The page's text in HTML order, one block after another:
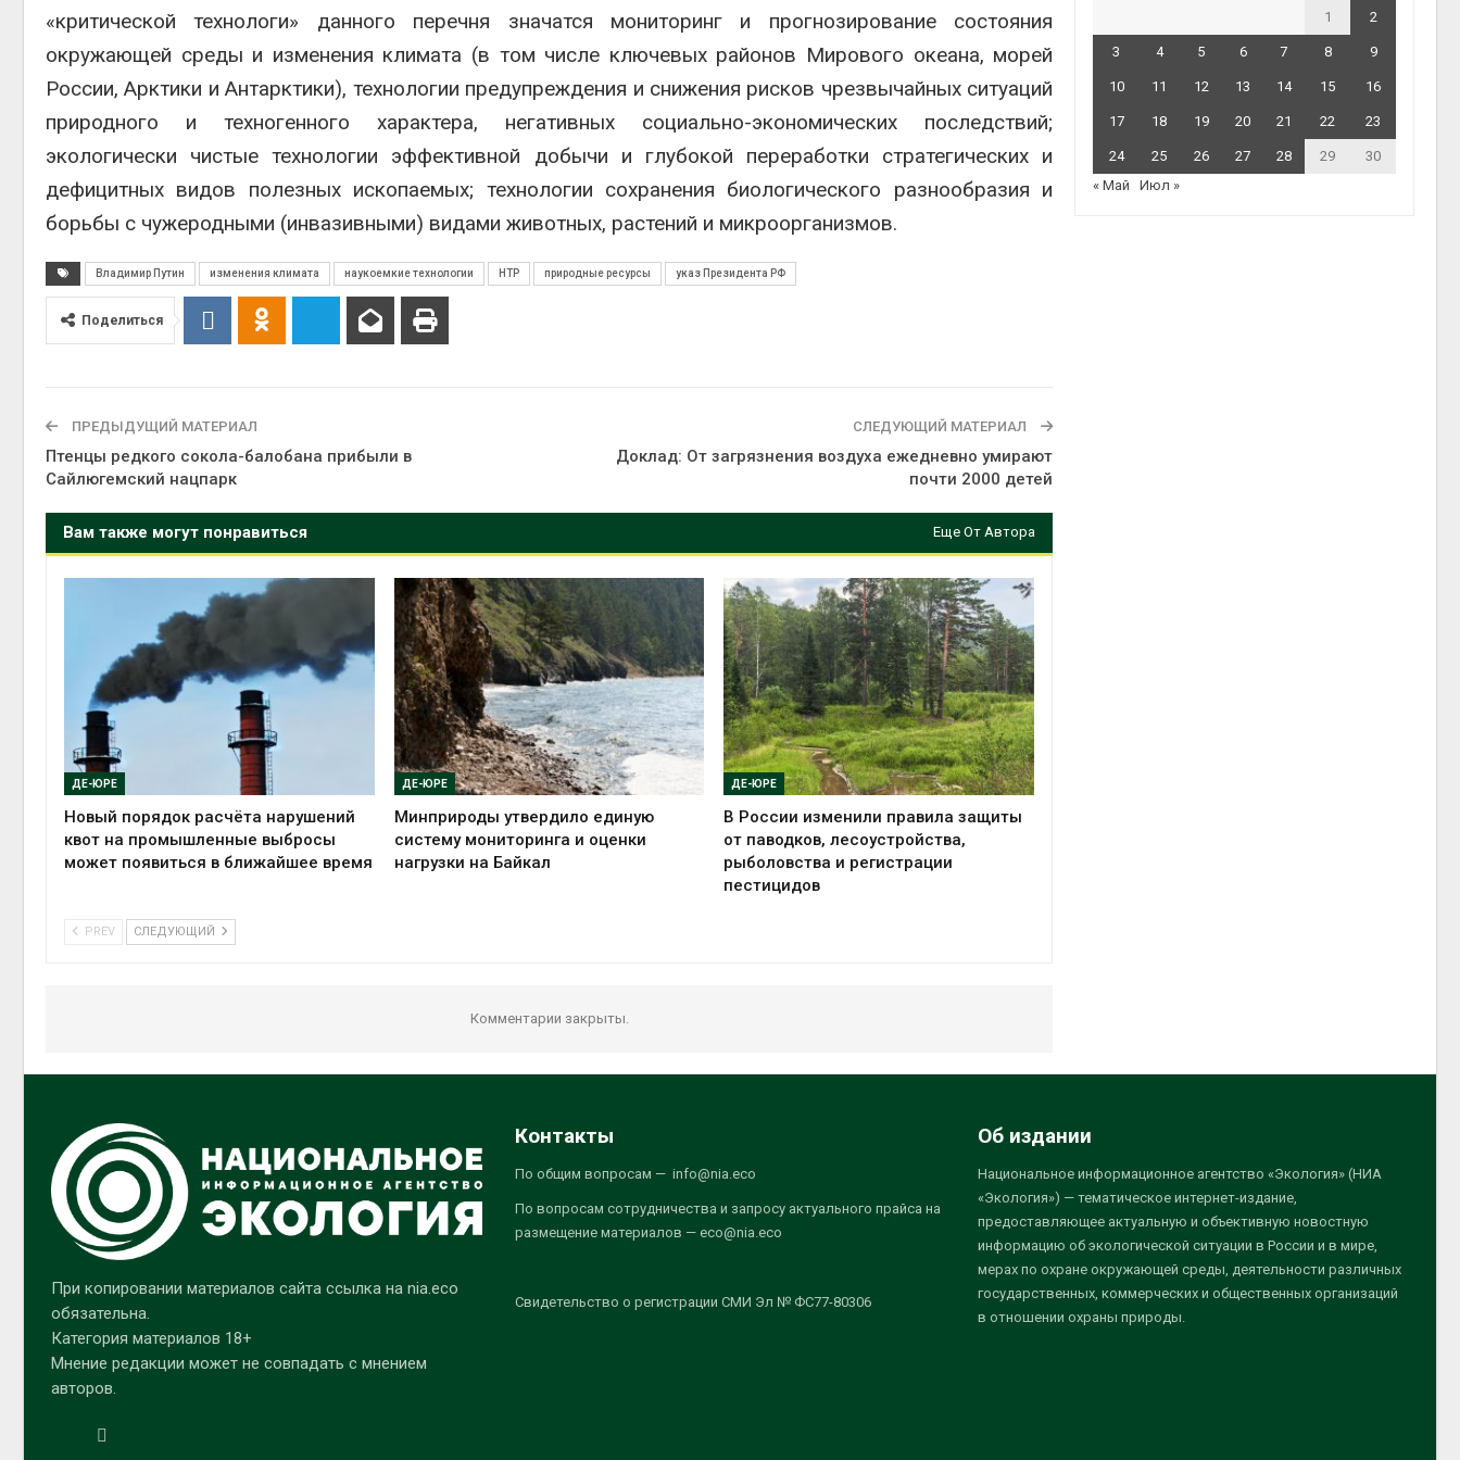
«критической технологи» данного перечня значатся мониторинг и прогнозирование состояния
окружающей среды и изменения климата (в том числе ключевых районов Мирового океана, морей
России, Арктики и Антарктики), технологии предупреждения и снижения рисков чрезвычайных ситуаций
природного и техногенного характера, негативных социально-экономических последствий;
экологически чистые технологии эффективной добычи и глубокой переработки стратегических и
дефицитных видов полезных ископаемых; технологии сохранения биологического разнообразия и
борьбы с чужеродными (инвазивными) видами животных, растений и микроорганизмов.
Владимир Путин изменения климата наукоемкие технологии НТР природные ресурсы указ Президента РФ
Поделиться
ПРЕДЫДУЩИЙ МАТЕРИАЛ
Птенцы редкого сокола-балобана прибыли в
Сайлюгемский нацпарк
СЛЕДУЮЩИЙ МАТЕРИАЛ
Доклад: От загрязнения воздуха ежедневно умирают
почти 2000 детей
Вам также могут понравиться Еще От Автора
ДЕ-ЮРЕ
Новый порядок расчёта нарушений
квот на промышленные выбросы
может появиться в ближайшее время
ДЕ-ЮРЕ
Минприроды утвердило единую
систему мониторинга и оценки
нагрузки на Байкал
ДЕ-ЮРЕ
В России изменили правила защиты
от паводков, лесоустройства,
рыболовства и регистрации
пестицидов
PREV СЛЕДУЮЩИЙ
Комментарии закрыты.
1 2
3 4 5 6 7 8 9
10 11 12 13 14 15 16
17 18 19 20 21 22 23
24 25 26 27 28 29
30
« Май
Июл »
При копировании материалов сайта ссылка на nia.eco
обязательна.
Категория материалов 18+
Мнение редакции может не совпадать с мнением
авторов.
Контакты
По общим вопросам — info@nia.eco
По вопросам сотрудничества и запросу актуального прайса на
размещение материалов — eco@nia.eco
Свидетельство о регистрации СМИ Эл № ФС77-80306
Об издании
Национальное информационное агентство «Экология» (НИА
«Экология») — тематическое интернет-издание,
предоставляющее актуальную и объективную новостную
информацию об экологической ситуации в России и в мире,
мерах по охране окружающей среды, деятельности различных
государственных, коммерческих и общественных организаций
в отношении охраны природы.